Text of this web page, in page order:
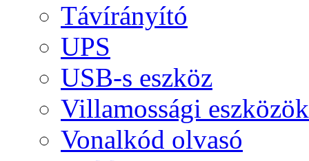
Távírányító
UPS
USB-s eszköz
Villamossági eszközök
Vonalkód olvasó